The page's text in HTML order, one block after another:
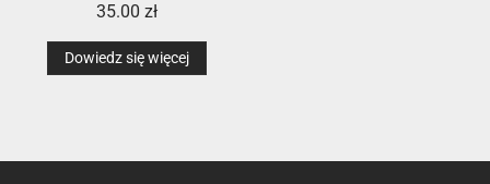
35.00 zł
Dowiedz się więcej